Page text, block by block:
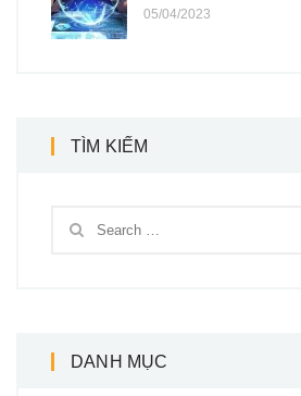
05/04/2023
TÌM KIẾM
DANH MỤC